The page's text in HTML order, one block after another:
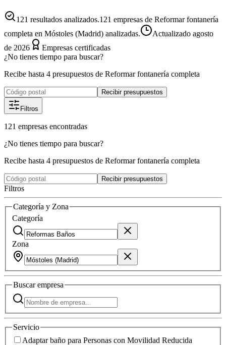
121 resultados analizados.121 empresas de Reformar fontanería
completa en Móstoles (Madrid) analizadas.
Actualizado agosto
de 2026
Empresas certificadas
¿No tienes tiempo para buscar?
Recibe hasta 4 presupuestos de Reformar fontanería completa
Recibir presupuestos
Filtros
121 empresas encontradas
¿No tienes tiempo para buscar?
Recibe hasta 4 presupuestos de Reformar fontanería completa
Recibir presupuestos
Filtros
Categoría y Zona
Categoría
Zona
Buscarempresa
Servicio
Adaptar baño para Personas con Movilidad Reducida